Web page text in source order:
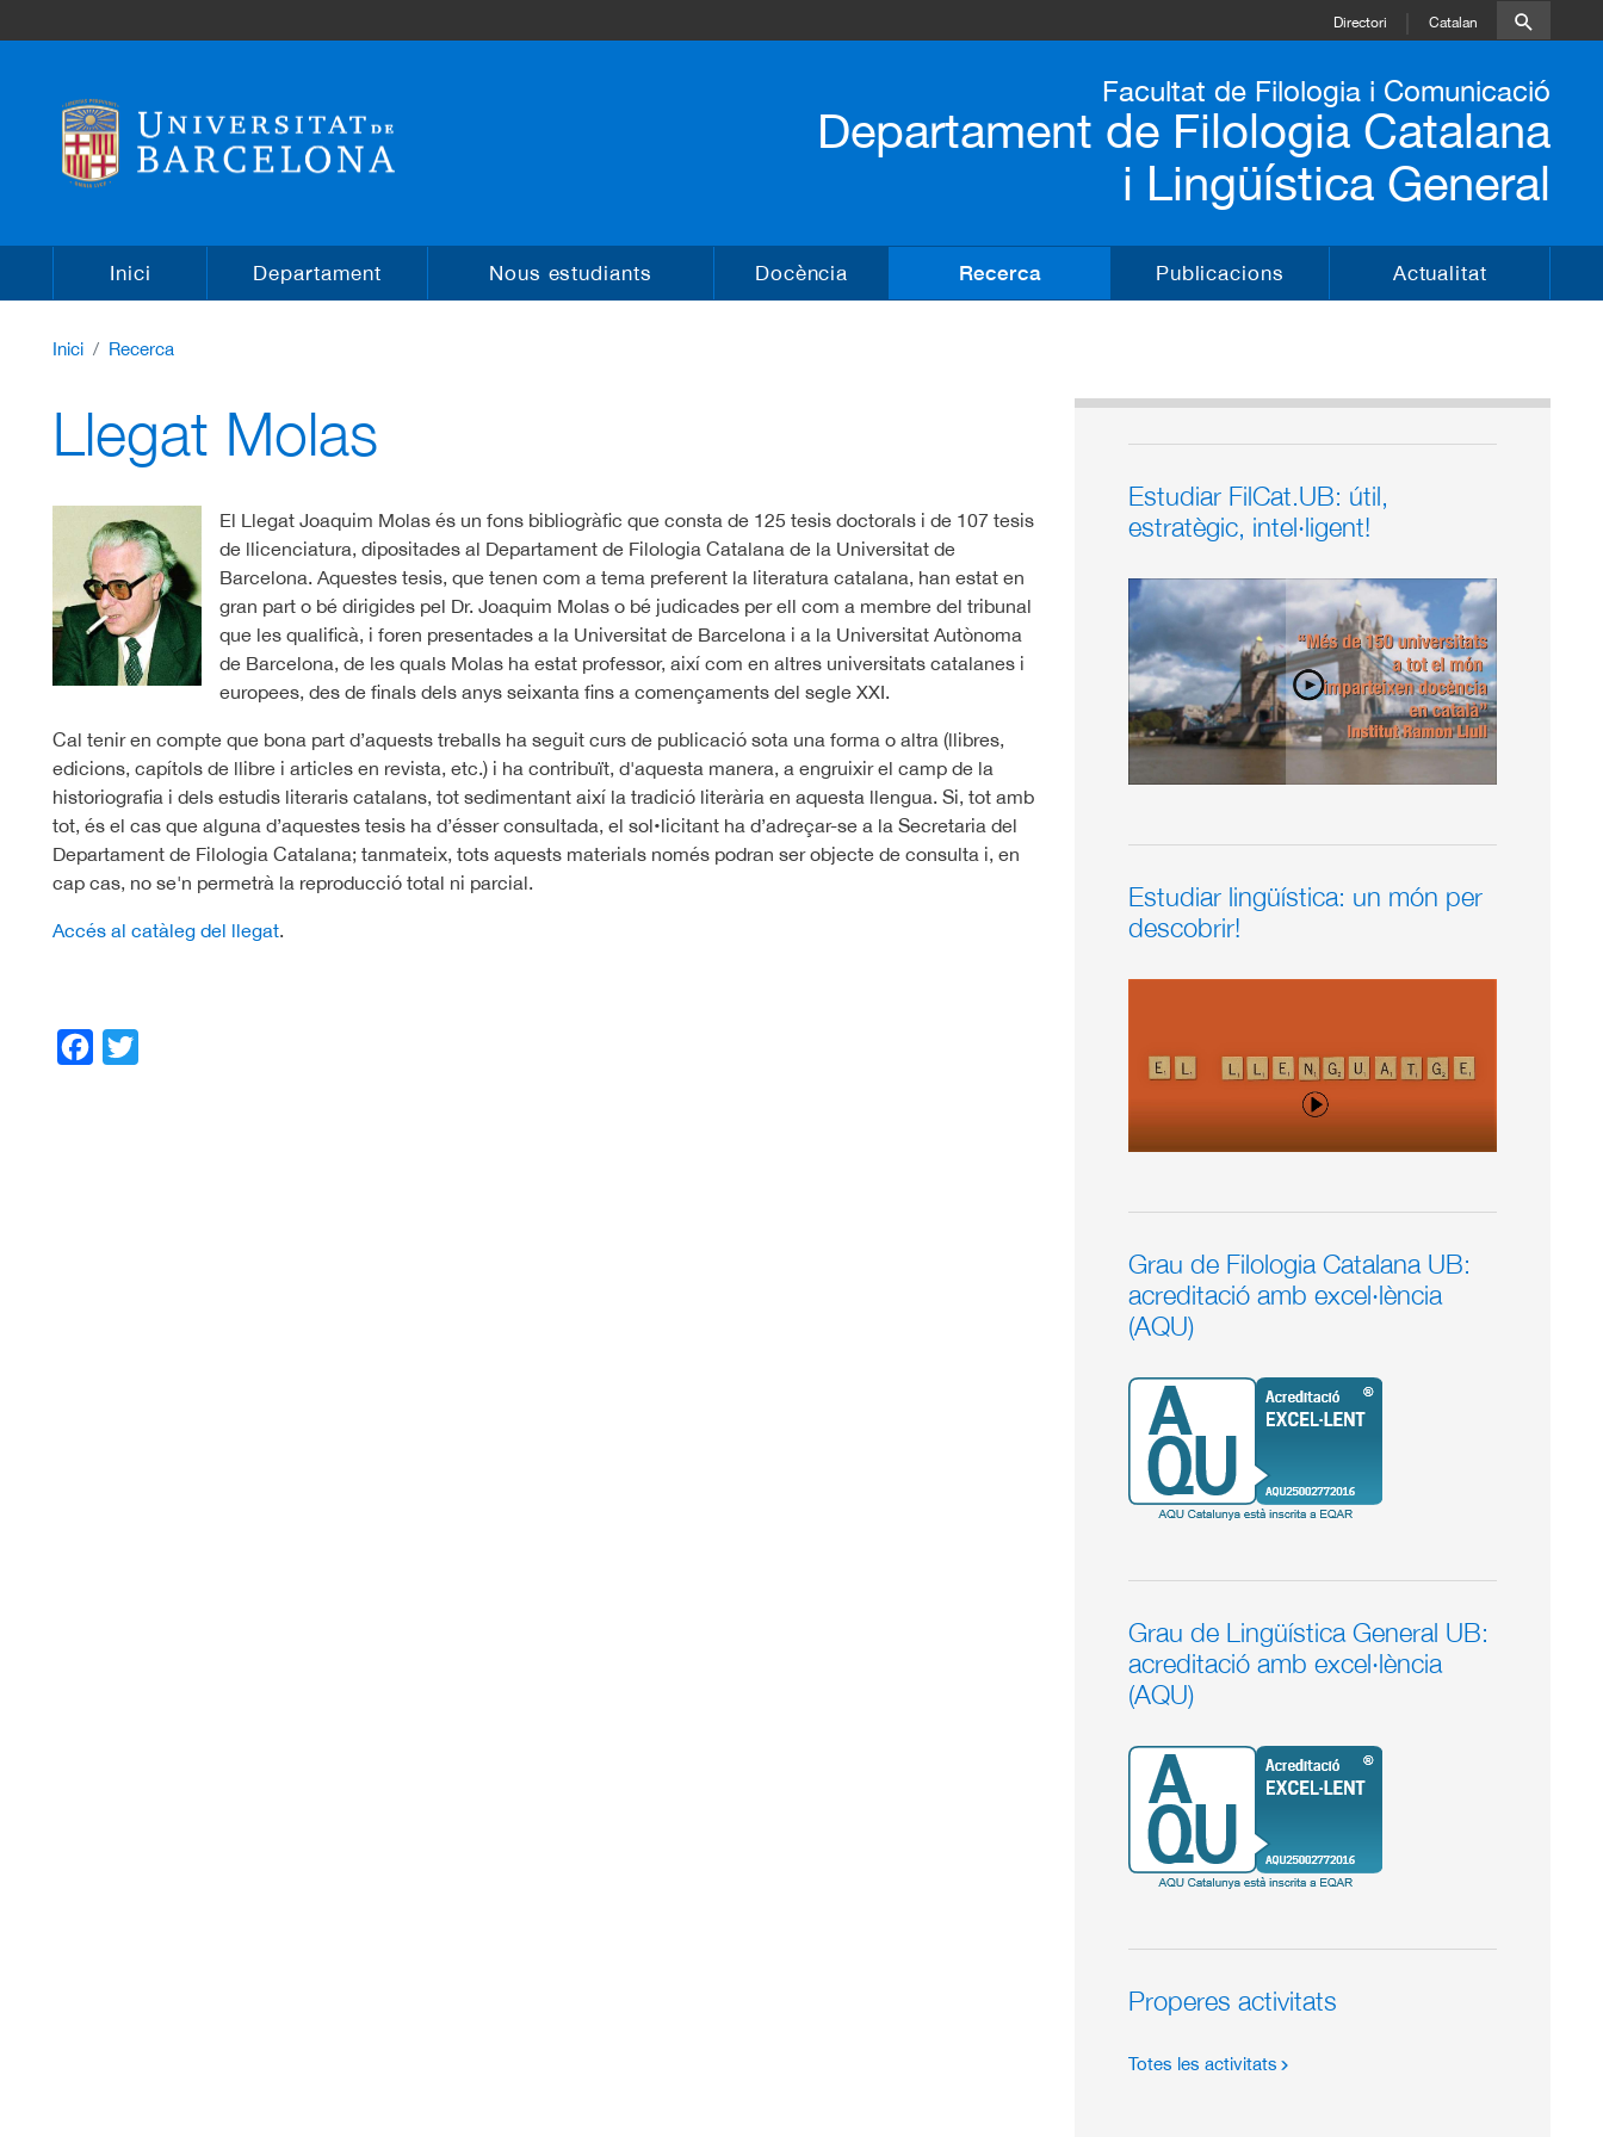
Directori Catalan
Facultat de Filologia i Comunicació
Departament de Filologia Catalana
i Lingüística General
Inici Departament Nous estudiants Docència Recerca Publicacions Actualitat
Inici Recerca
Llegat Molas
El Llegat Joaquim Molas és un fons bibliogràfic que consta de 125 tesis doctorals i de 107 tesis
de llicenciatura, dipositades al Departament de Filologia Catalana de la Universitat de
Barcelona. Aquestes tesis, que tenen com a tema preferent la literatura catalana, han estat en
gran part o bé dirigides pel Dr. Joaquim Molas o bé judicades per ell com a membre del tribunal
que les qualificà, i foren presentades a la Universitat de Barcelona i a la Universitat Autònoma
de Barcelona, de les quals Molas ha estat professor, així com en altres universitats catalanes i
europees, des de finals dels anys seixanta fins a començaments del segle XXI.
Cal tenir en compte que bona part d’aquests treballs ha seguit curs de publicació sota una forma o altra (llibres,
edicions, capítols de llibre i articles en revista, etc.) i ha contribuït, d'aquesta manera, a engruixir el camp de la
historiografia i dels estudis literaris catalans, tot sedimentant així la tradició literària en aquesta llengua. Si, tot amb
tot, és el cas que alguna d’aquestes tesis ha d’ésser consultada, el sol•licitant ha d’adreçar-se a la Secretaria del
Departament de Filologia Catalana; tanmateix, tots aquests materials només podran ser objecte de consulta i, en
cap cas, no se'n permetrà la reproducció total ni parcial.
Accés al catàleg del llegat
Facebook
Estudiar FilCat.UB: útil,
estratègic, intel·ligent!
Estudiar lingüística: un món per
descobrir!
Grau de Filologia Catalana UB:
acreditació amb excel·lència
(AQU)
Grau de Lingüística General UB:
acreditació amb excel·lència
(AQU)
Properes activitats
Totes les activitats